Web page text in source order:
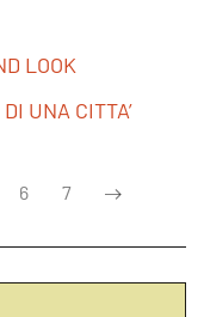
LOOK
UNA CITTA’
6 7